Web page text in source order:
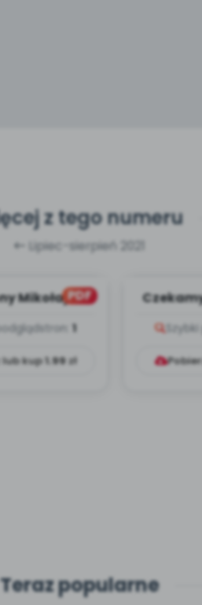
z tego numeru
Lipiec-sierpień 2021
PDF
Mikołaj -
stron: 1
lub kup1.99zł
Teraz popularne